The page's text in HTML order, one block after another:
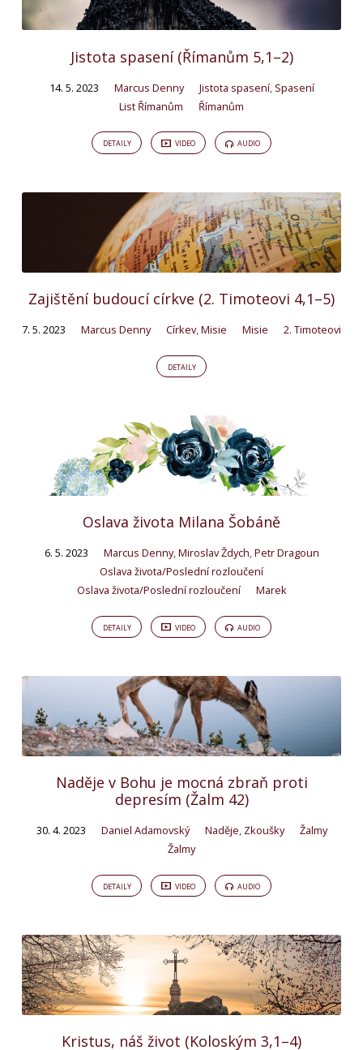
Jistota spasení (Římanům 5,1–2)
14. 5. 2023 Marcus Denny Jistota spasení, Spasení
List Římanům
Římanům
DETAILY VIDEO AUDIO
Zajištění budoucí církve (2. Timoteovi 4,1–5)
7. 5. 2023 Marcus Denny Církev,Misie Misie 2. Timoteovi
DETAILY
Oslava života Milana Šobáně
6. 5. 2023 Marcus Denny,Miroslav Ždych,Petr Dragoun
Oslava života/Poslední rozloučení
Oslava života/Poslední rozloučení
Marek
DETAILY VIDEO AUDIO
Naděje v Bohu je mocná zbraň proti
depresím (Žalm 42)
30. 4. 2023 Daniel Adamovský Naděje, Zkoušky
Žalmy
Žalmy
DETAILY VIDEO AUDIO
Kristus, náš život (Koloským 3,1–4)